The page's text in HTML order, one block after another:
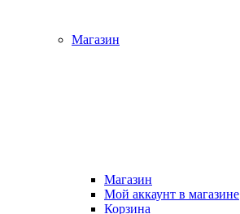
Магазин
Магазин
Мой аккаунт в магазине
Корзина